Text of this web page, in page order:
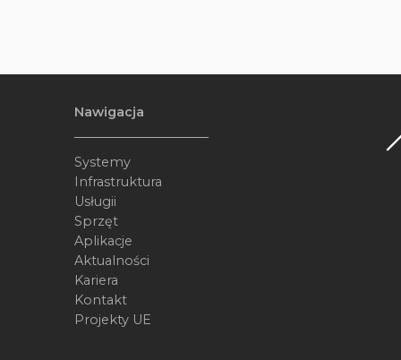
Nawigacja
Systemy
Infrastruktura
Usługii
Sprzęt
Aplikacje
Aktualności
Kariera
Kontakt
Projekty UE